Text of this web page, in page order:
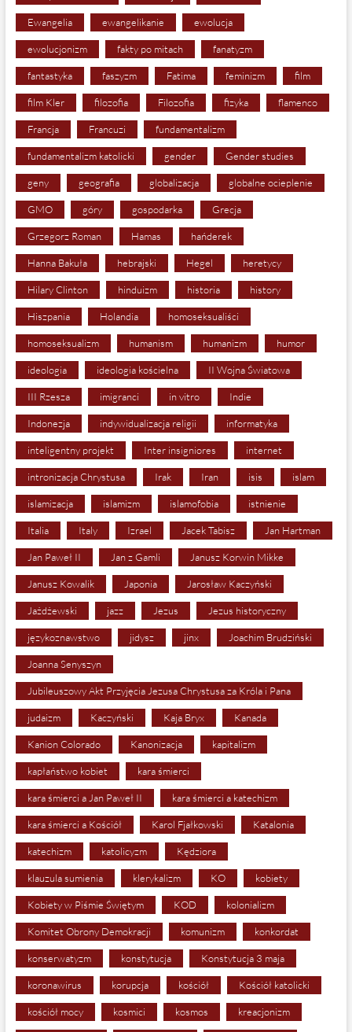
Ewangelia ewangelikanie ewolucja
ewolucjonizm fakty po mitach fanatyzm
fantastyka faszyzm Fatima feminizm film
film Kler filozofia Filozofia fizyka flamenco
Francja Francuzi fundamentalizm
fundamentalizm katolicki gender Gender studies
geny geografia globalizacja globalne ocieplenie
GMO góry gospodarka Grecja
Grzegorz Roman Hamas hańderek
Hanna Bakuła hebrajski Hegel heretycy
Hilary Clinton hinduizm historia history
Hiszpania Holandia homoseksualiści
homoseksualizm humanism humanizm humor
ideologia ideologia kościelna II Wojna Światowa
III Rzesza imigranci in vitro Indie
Indonezja indywidualizacja religii informatyka
inteligentny projekt Inter insigniores internet
intronizacja Chrystusa Irak Iran isis islam
islamizacja islamizm islamofobia istnienie
Italia Italy Izrael Jacek Tabisz Jan Hartman
Jan Paweł II Jan z Gamli Janusz Korwin Mikke
Janusz Kowalik Japonia Jarosław Kaczyński
Jażdżewski jazz Jezus Jezus historyczny
językoznawstwo jidysz jinx Joachim Brudziński
Joanna Senyszyn
Jubileuszowy Akt Przyjęcia Jezusa Chrystusa za Króla i Pana
judaizm Kaczyński Kaja Bryx Kanada
Kanion Colorado Kanonizacja kapitalizm
kapłaństwo kobiet kara śmierci
kara śmierci a Jan Paweł II kara śmierci a katechizm
kara śmierci a Kościół Karol Fjałkowski Katalonia
katechizm katolicyzm Kędziora
klauzula sumienia klerykalizm KO kobiety
Kobiety w Piśmie Świętym KOD kolonializm
Komitet Obrony Demokracji komunizm konkordat
konserwatyzm konstytucja Konstytucja 3 maja
koronawirus korupcja kościół Kościół katolicki
kościół mocy kosmici kosmos kreacjonizm